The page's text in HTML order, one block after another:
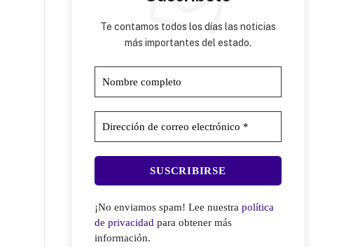
Te contamos todos los días las noticias
más importantes del estado.
¡No enviamos spam! Lee nuestrapolítica
de privacidad para obtener más
información.